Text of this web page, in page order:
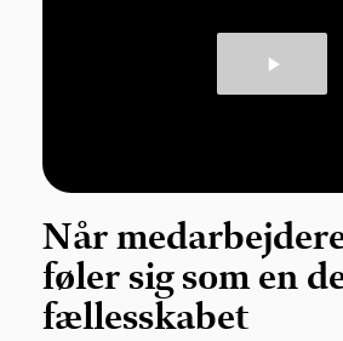
Når
føler sig som en
fællesskabet